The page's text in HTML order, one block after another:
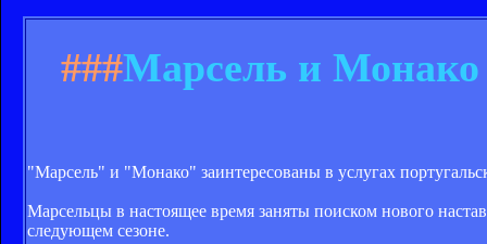
###Марсель и Монако
"Марсель" и "Монако" заинтересованы в услугах
Марсельцы в настоящее время заняты поиском нового
следующем сезоне.